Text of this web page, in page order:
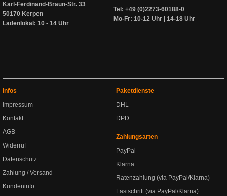
Karl-Ferdinand-Braun-Str. 33
50170 Kerpen
Ladenlokal: 10 - 14 Uhr
Tel: +49 (0)2273-60188-0
Mo-Fr: 10-12 Uhr | 14-18 Uhr
Infos
Impressum
Kontakt
AGB
Widerruf
Datenschutz
Zahlung / Versand
Kundeninfo
Paketdienste
DHL
DPD
Zahlungsarten
PayPal
Klarna
Ratenzahlung (via PayPal/Klarna)
Lastschrift (via PayPal/Klarna)